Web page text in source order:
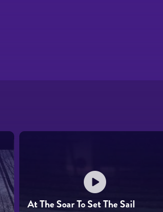
At The Soar To Set The Sail